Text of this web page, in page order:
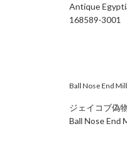
Antique
168589-3001
Ball Nose End Mill
ジェイコブ偽
Ball Nose End